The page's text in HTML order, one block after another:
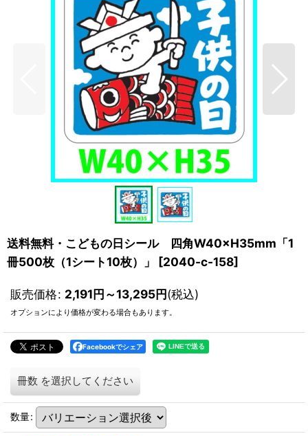
送料無料・こどもの日シール 四角W40×H35mm「1
冊500枚（1シート10枚）」
[2040-c-158]
販売価格: 2,191円～13,295円(税込)
オプションにより価格が変わる場合もあります。
Facebookでシェア
冊数 を選択してください
数量: